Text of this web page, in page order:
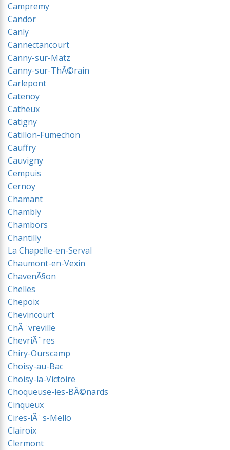
Campremy
Candor
Canly
Cannectancourt
Canny-sur-Matz
Canny-sur-ThÃ©rain
Carlepont
Catenoy
Catheux
Catigny
Catillon-Fumechon
Cauffry
Cauvigny
Cempuis
Cernoy
Chamant
Chambly
Chambors
Chantilly
La Chapelle-en-Serval
Chaumont-en-Vexin
ChavenÃ§on
Chelles
Chepoix
Chevincourt
ChÃ¨vreville
ChevriÃ¨res
Chiry-Ourscamp
Choisy-au-Bac
Choisy-la-Victoire
Choqueuse-les-BÃ©nards
Cinqueux
Cires-lÃ¨s-Mello
Clairoix
Clermont